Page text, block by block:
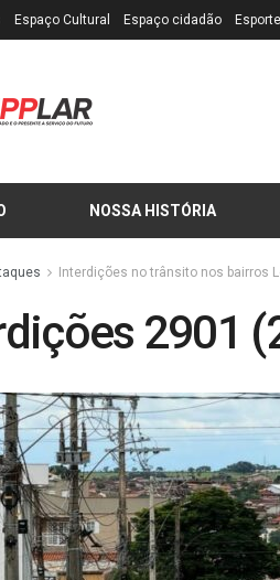
Espaço Cultural Espaço cidadão
NOSSA HISTÓRIA
Interdições no trânsito nos bairros
2901